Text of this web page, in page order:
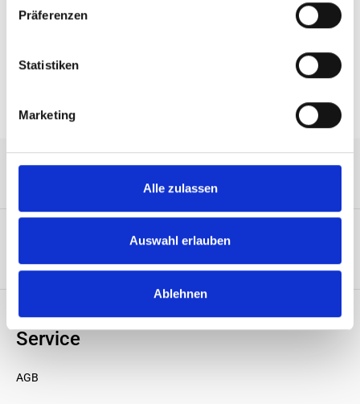
Präferenzen
Statistiken
Marketing
Alle zulassen
Auswahl erlauben
Ablehnen
Beschreibung
Service-Hotline
Unternehmen
Service
AGB